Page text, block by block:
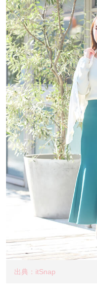
出典：itSnap